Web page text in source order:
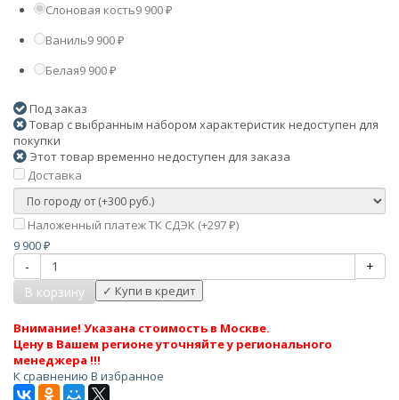
Слоновая кость9 900 ₽
Ваниль9 900 ₽
Белая9 900 ₽
Под заказ
Товар с выбранным набором характеристик недоступен для
покупки
Этот товар временно недоступен для заказа
Доставка
Наложенный платеж ТК СДЭК (+297 ₽)
9 900 ₽
-
+
В корзину
Внимание! Указана стоимость в Москве.
Цену в Вашем регионе уточняйте у регионального
менеджера !!!
К сравнению В избранное